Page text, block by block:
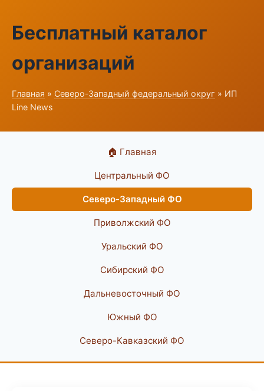
Бесплатный каталог
организаций
Главная » Северо-Западный федеральный округ » ИП
Line News
🏠 Главная
Центральный ФО
Северо-Западный ФО
Приволжский ФО
Уральский ФО
Сибирский ФО
Дальневосточный ФО
Южный ФО
Северо-Кавказский ФО